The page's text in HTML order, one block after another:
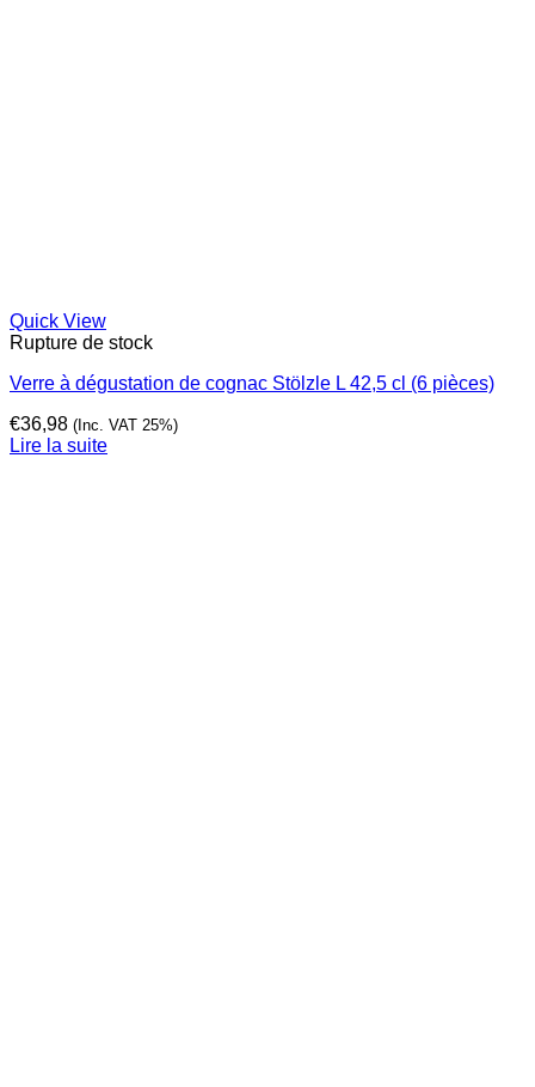
Quick View
Rupture de stock
Verre à dégustation de cognac Stölzle L 42,5 cl (6 pièces)
€36,98 (Inc. VAT 25%)
Lire la suite